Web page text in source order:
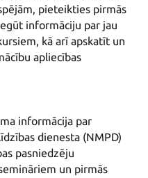
pieteikties pirmās
informāciju par jau
kā arī apskatīt un
apliecības
informācija par
dienesta (NMPD)
pasniedzēju
un pirmās